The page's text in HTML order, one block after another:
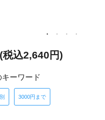
込2,640円)
ーワード
3000円まで